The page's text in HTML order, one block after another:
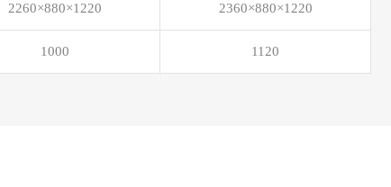
2260×880×1220 2360×880×1220
1000 1120